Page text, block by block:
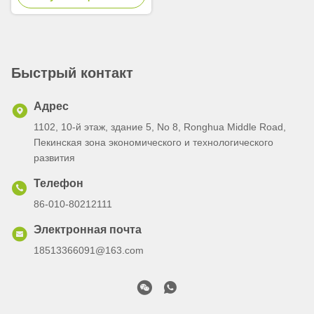
Быстрый контакт
Адрес
1102, 10-й этаж, здание 5, No 8, Ronghua Middle Road,
Пекинская зона экономического и технологического
развития
Телефон
86-010-80212111
Электронная почта
18513366091@163.com